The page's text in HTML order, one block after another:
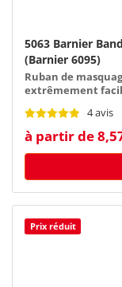
5063 Barnier
(Barnier 6095)
Ruban de
extrêmement
4 avis
à partir de
Prix réduit